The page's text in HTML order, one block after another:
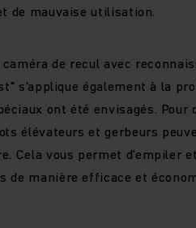
de mauvaise utilisation.
de recul avec
s'applique également à la
ont été envisagés. Pour
élévateurs et gerbeurs
Cela vous permet d'empiler
manière efficace et